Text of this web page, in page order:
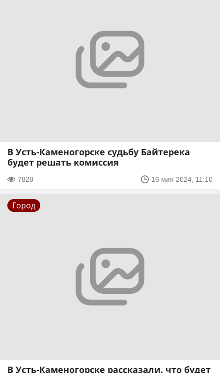
В Усть-Каменогорске судьбу Байтерека
будет решать комиссия
7828 16 мая 2024, 11:10
Город
В Усть-Каменогорске рассказали, что будет